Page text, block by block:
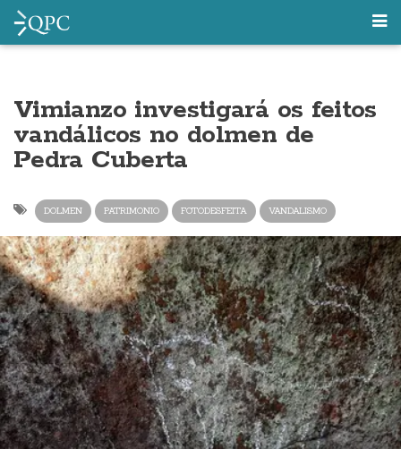
Vimianzo investigará os feitos
vandálicos no dolmen de
Pedra Cuberta
DOLMEN PATRIMONIO FOTODESFEITA VANDALISMO